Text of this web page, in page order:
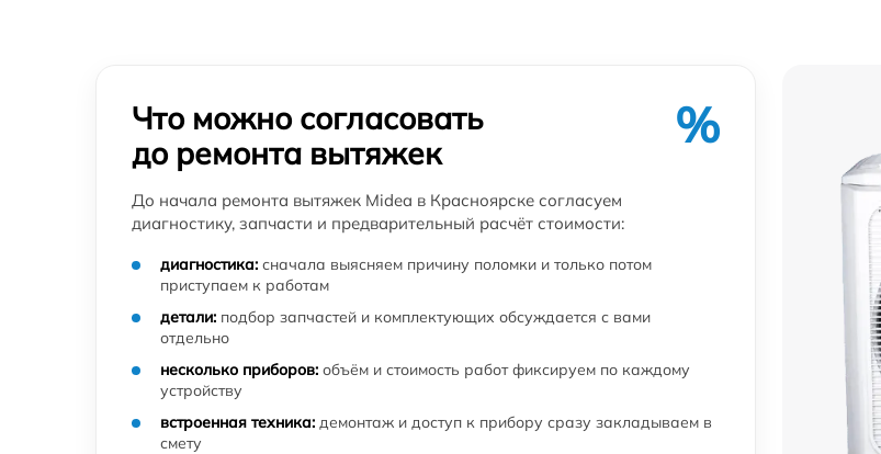
Что можно согласовать
до ремонта вытяжек
%
До начала ремонта вытяжек Midea в Красноярске согласуем
диагностику, запчасти и предварительный расчёт стоимости:
диагностика: сначала выясняем причину поломки и только потом
приступаем к работам
детали: подбор запчастей и комплектующих обсуждается с вами
отдельно
несколько приборов: объём и стоимость работ фиксируем по каждому
устройству
встроенная техника: демонтаж и доступ к прибору сразу закладываем в
смету